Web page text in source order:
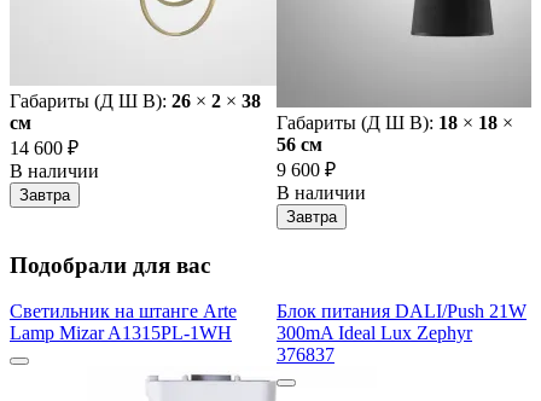
Габариты (Д Ш В): 26 × 2 × 38
cм
14 600 ₽
В наличии
Завтра
Габариты (Д Ш В): 18 × 18 ×
56 cм
9 600 ₽
В наличии
Завтра
Подобрали для вас
Светильник на штанге Arte
Lamp Mizar A1315PL-1WH
Блок питания DALI/Push 21W
300mA Ideal Lux Zephyr
376837